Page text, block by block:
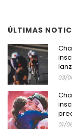
ÚLTIMAS
03/
01/